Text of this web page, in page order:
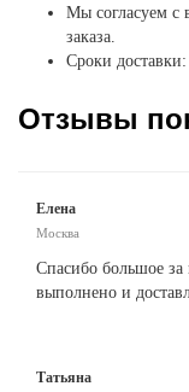
Мы согласуем с
заказа.
Сроки
Отзывы
Елена
Москва
Спасибо большое за
выполнено и
Татьяна